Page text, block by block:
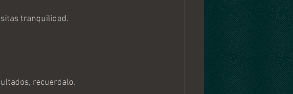
tranquilidad.
recuerdalo.